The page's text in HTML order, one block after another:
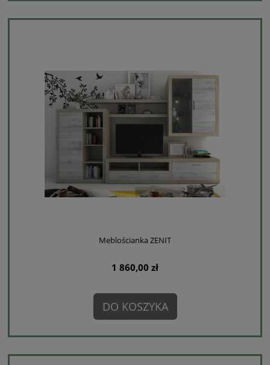
Meblościanka ZENIT
1 860,00 zł
DO KOSZYKA